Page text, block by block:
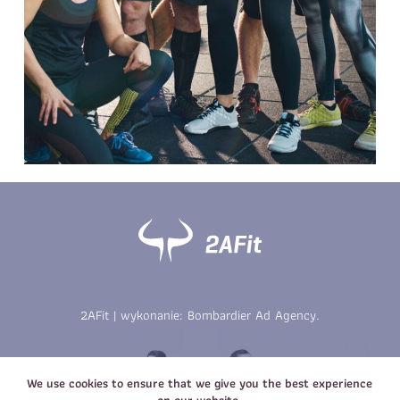
We use cookies to ensure that we give you the best experience
Imię* Nazwisko
Data urodzenia
Rozmiar
koszulki
Zapisz się
Telefon do kontaktu*
Treść wiadomości
Zapisz się
2AFit | wykonanie: Bombardier Ad Agency.